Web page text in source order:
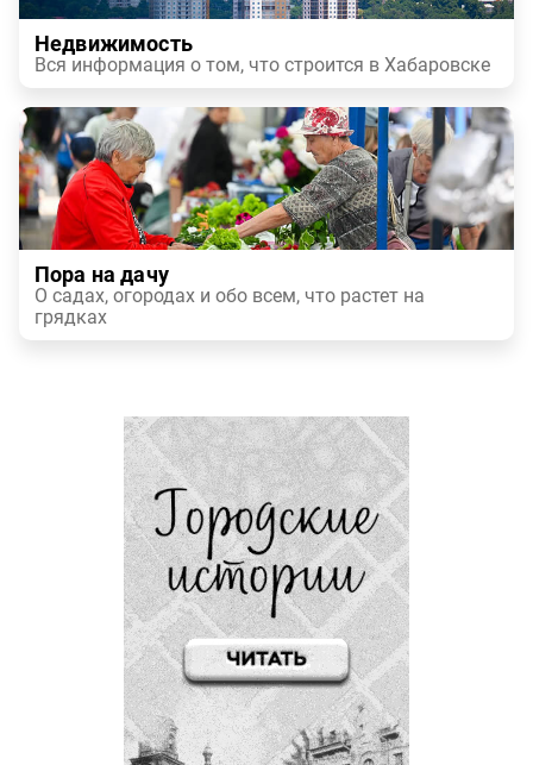
Недвижимость
Вся информация о том, что строится в Хабаровске
Пора на дачу
О садах, огородах и обо всем, что растет на
грядках